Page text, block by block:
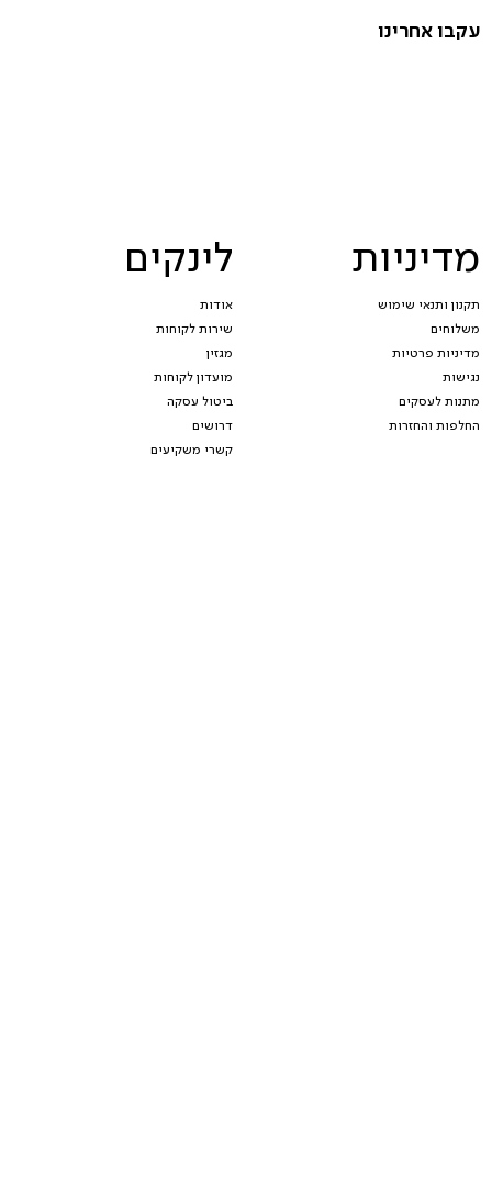
מדיניות
תקנון ותנאי שימוש
משלוחים
מדיניות פרטיות
נגישות
מתנות לעסקים
החלפות והחזרות
לינקים
אודות
שירות לקוחות
מגזין
מועדון לקוחות
ביטול עסקה
דרושים
קשרי משקיעים
עקבו אחרינו